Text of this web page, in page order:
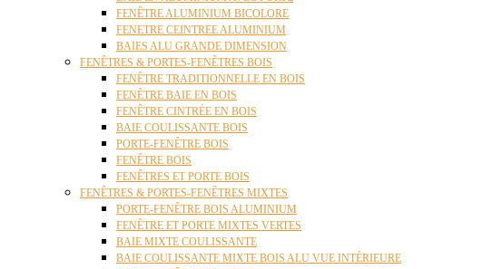
FENÊTRE ALUMINIUM BICOLORE
FENETRE CEINTREE ALUMINIUM
BAIES ALU GRANDE DIMENSION
FENÊTRES & PORTES-FENÊTRES BOIS
FENÊTRE TRADITIONNELLE EN BOIS
FENÊTRE BAIE EN BOIS
FENÊTRE CINTRÉE EN BOIS
BAIE COULISSANTE BOIS
PORTE-FENÊTRE BOIS
FENÊTRE BOIS
FENÊTRES ET PORTE BOIS
FENÊTRES & PORTES-FENÊTRES MIXTES
PORTE-FENÊTRE BOIS ALUMINIUM
FENÊTRE ET PORTE MIXTES VERTES
BAIE MIXTE COULISSANTE
BAIE COULISSANTE MIXTE BOIS ALU VUE INTÉRIEURE